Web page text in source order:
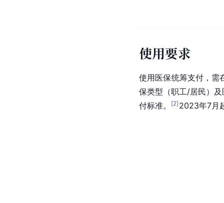
使用要求
使用医保统筹支付，需
保类型（职工/居民）
付标准。
[2] 2023年7月